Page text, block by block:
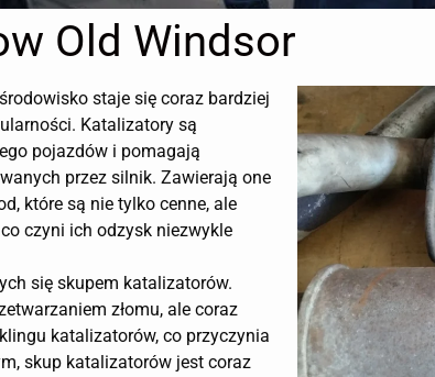
Old Windsor
staje się coraz bardziej
Katalizatory są
pojazdów i pomagają
przez silnik. Zawierają one
które są nie tylko cenne, ale
czyni ich odzysk niezwykle
się skupem katalizatorów.
złomu, ale coraz
katalizatorów, co przyczynia
skup katalizatorów jest coraz